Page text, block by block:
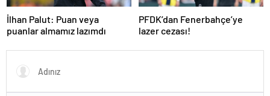
İlhan Palut: Puan veya
puanlar almamız lazımdı
PFDK’dan Fenerbahçe’ye
lazer cezası!